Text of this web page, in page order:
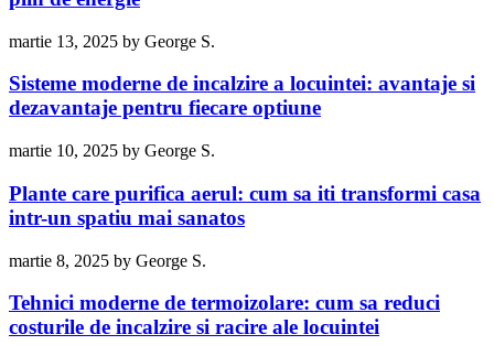
martie 13, 2025 by George S.
Sisteme moderne de incalzire a locuintei: avantaje si
dezavantaje pentru fiecare optiune
martie 10, 2025 by George S.
Plante care purifica aerul: cum sa iti transformi casa
intr-un spatiu mai sanatos
martie 8, 2025 by George S.
Tehnici moderne de termoizolare: cum sa reduci
costurile de incalzire si racire ale locuintei